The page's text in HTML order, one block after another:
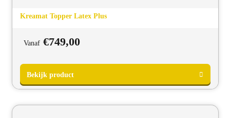
Bekijk product
Kreamat Topper Latex Plus
Vanaf €749,00